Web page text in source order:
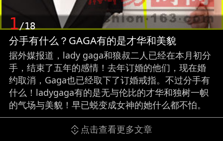
1/18
分手有什么？GAGA有的是才华和美貌
据外媒报道，lady gaga和狼叔二人已经在本月初分
手，结束了五年的感情！去年订婚的他们，现在婚
约取消，Gaga也已经取下了订婚戒指。不过分手有
什么！ladygaga有的是无与伦比的才华和独树一帜
的气场与美貌！早已蜕变成女神的她什么都不怕。
点击查看更多文章